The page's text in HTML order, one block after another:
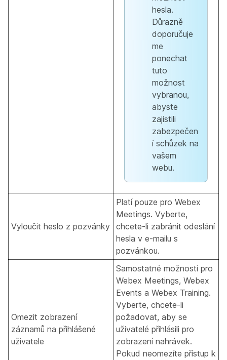
hesla.
Důrazně
doporučuje
me
ponechat
tuto
možnost
vybranou,
abyste
zajistili
zabezpečen
í schůzek na
vašem
webu.
Vyloučit heslo z pozvánky
Platí pouze pro Webex
Meetings. Vyberte,
chcete-li zabránit odeslání
hesla v e-mailu s
pozvánkou.
Omezit zobrazení
záznamů na přihlášené
uživatele
Samostatné možnosti pro
Webex Meetings, Webex
Events a Webex Training.
Vyberte, chcete-li
požadovat, aby se
uživatelé přihlásili pro
zobrazení nahrávek.
Pokud neomezíte přístup k